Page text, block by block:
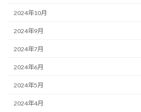
2024年10月
2024年9月
2024年7月
2024年6月
2024年5月
2024年4月